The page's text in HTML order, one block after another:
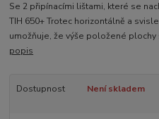
Se 2 připínacími lištami, které se
TIH 650+ Trotec horizontálně a
umožňuje, že výše položené
popis
Dostupnost Není skladem